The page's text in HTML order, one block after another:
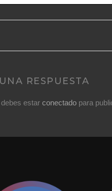
RESPUESTA
estar conectado para